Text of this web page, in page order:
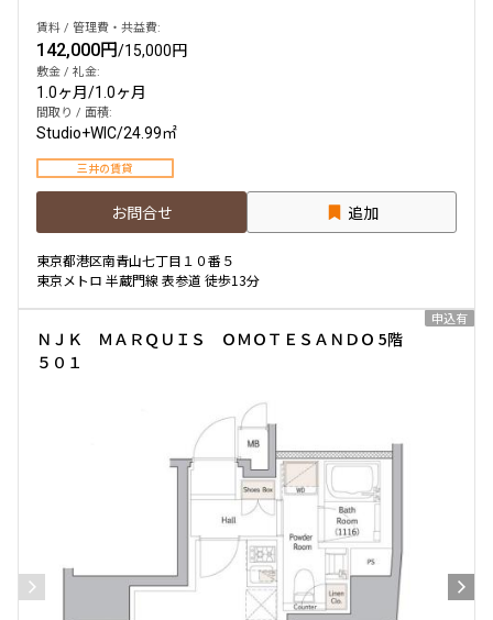
賃料 / 管理費・共益費:
142,000円/15,000円
敷金 / 礼金:
1.0ヶ月/1.0ヶ月
間取り / 面積:
Studio+WIC/24.99㎡
三井の賃貸
お問合せ 追加
東京都港区南青山七丁目１０番５
東京メトロ 半蔵門線 表参道 徒歩13分
ＮＪＫ ＭＡＲＱＵＩＳ ＯＭＯＴＥＳＡＮＤＯ 5階
５０１
申込有